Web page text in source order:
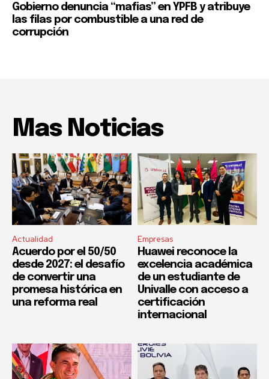
Gobierno denuncia “mafias” en YPFB y atribuye
las filas por combustible a una red de
corrupción
Mas Noticias
Actualidad
Acuerdo por el 50/50
desde 2027: el desafío
de convertir una
promesa histórica en
una reforma real
Empresas
Huawei reconoce la
excelencia académica
de un estudiante de
Univalle con acceso a
certificación
internacional